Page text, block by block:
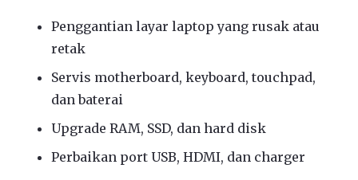
Penggantian layar laptop yang rusak atau
retak
Servis motherboard, keyboard, touchpad,
dan baterai
Upgrade RAM, SSD, dan hard disk
Perbaikan port USB, HDMI, dan charger